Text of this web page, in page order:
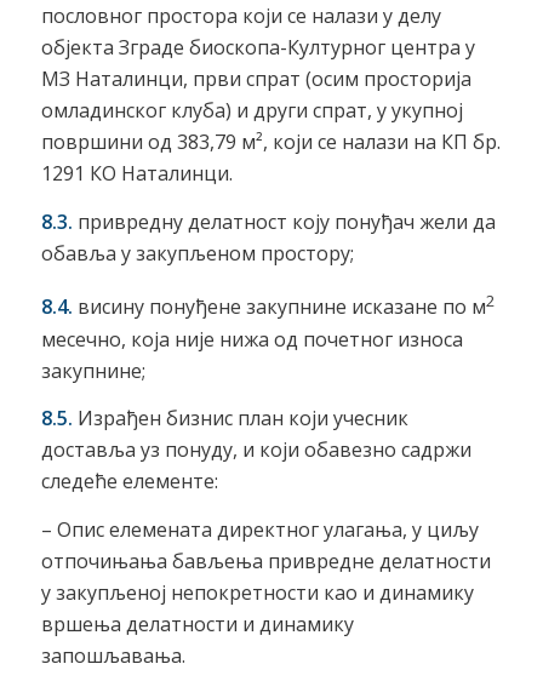
пословног простора који се налази у делу
објекта Зграде биоскопа-Културног центра у
МЗ Наталинци, први спрат (осим просторија
омладинског клуба) и други спрат, у укупној
површини од 383,79 м², који се налази на КП бр.
1291 КО Наталинци.
8.3. привредну делатност коју понуђач жели да
обавља у закупљеном простору;
8.4. висину понуђене закупнине исказане по м2
месечно, која није нижа од почетног износа
закупнине;
8.5. Израђен бизнис план који учесник
доставља уз понуду, и који обавезно садржи
следеће елементе:
– Опис елемената директног улагања, у циљу
отпочињања бављења привредне делатности
у закупљеној непокретности као и динамику
вршења делатности и динамику
запошљавања.